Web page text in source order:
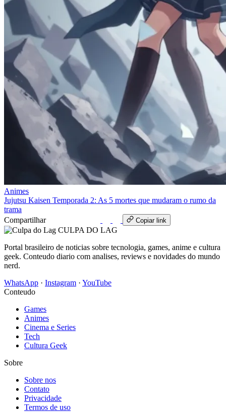
Animes
Jujutsu Kaisen Temporada 2: As 5 mortes que mudaram o rumo da
trama
Compartilhar
Copiar link
CULPA DO LAG
Portal brasileiro de noticias sobre tecnologia, games, anime e cultura
geek. Conteudo diario com analises, reviews e novidades do mundo
nerd.
WhatsApp · Instagram · YouTube
Conteudo
Games
Animes
Cinema e Series
Tech
Cultura Geek
Sobre
Sobre nos
Contato
Privacidade
Termos de uso